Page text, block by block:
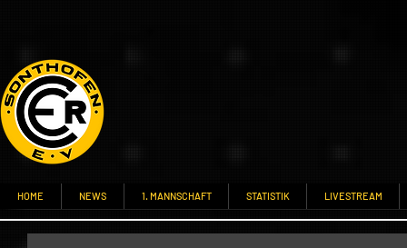
HOME NEWS 1. MANNSCHAFT STATISTIK LIVESTREAM